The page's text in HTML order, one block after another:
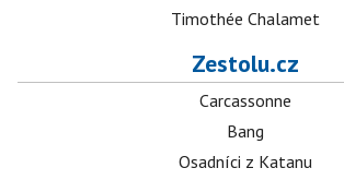
Timothée Chalamet
Zestolu.cz
Carcassonne
Bang
Osadníci z Katanu